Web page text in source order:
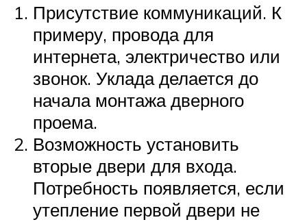
Присутствие коммуникаций. К
примеру, провода для
интернета, электричество или
звонок. Уклада делается до
начала монтажа дверного
проема.
Возможность установить
вторые двери для входа.
Потребность появляется, если
утепление первой двери не